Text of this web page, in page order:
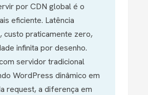
por CDN global é o
eficiente. Latência
custo praticamente zero,
infinita por desenho.
servidor tradicional
WordPress dinâmico em
request, a diferença em